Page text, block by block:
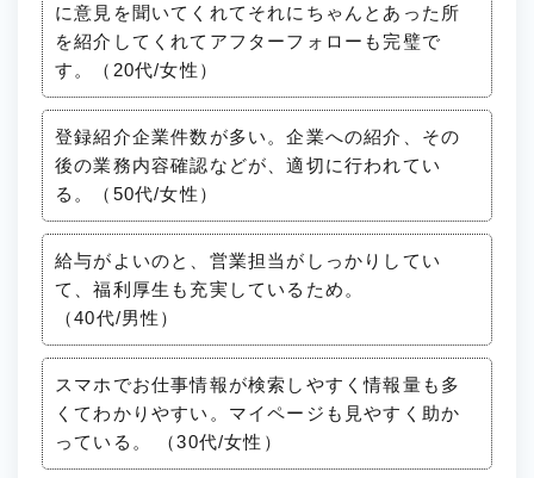
に意見を聞いてくれてそれにちゃんとあった所
を紹介してくれてアフターフォローも完璧で
す。（20代/女性）
登録紹介企業件数が多い。企業への紹介、その
後の業務内容確認などが、適切に行われてい
る。（50代/女性）
給与がよいのと、営業担当がしっかりしてい
て、福利厚生も充実しているため。
（40代/男性）
スマホでお仕事情報が検索しやすく情報量も多
くてわかりやすい。マイページも見やすく助か
っている。 （30代/女性）